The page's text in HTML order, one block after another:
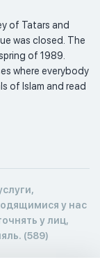
of Tatars and
was closed. The
of 1989.
where everybody
of Islam and read
у нас
у лиц,
(589)